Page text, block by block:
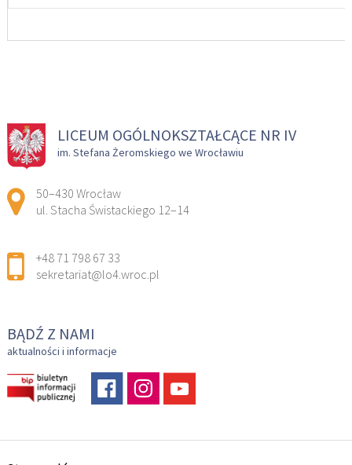
LICEUM OGÓLNOKSZTAŁCĄCE NR IV
im. Stefana Żeromskiego we Wrocławiu
Adres pocztowy:
50–430 Wrocław
ul. Stacha Świstackiego 12–14
+48 71 798 67 33
sekretariat@lo4.wroc.pl
BĄDŹ Z NAMI
aktualności i informacje